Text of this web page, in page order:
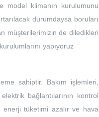
model klimanın kurulumunu
durumdaysa boruları
müşterilerimizin de diledikleri
yapıyoruz
sahiptir. Bakım işlemleri,
bağlantılarının kontrol
enerji tüketimi azalır ve hava